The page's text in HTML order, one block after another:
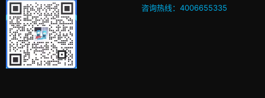
咨询热线：4006655335